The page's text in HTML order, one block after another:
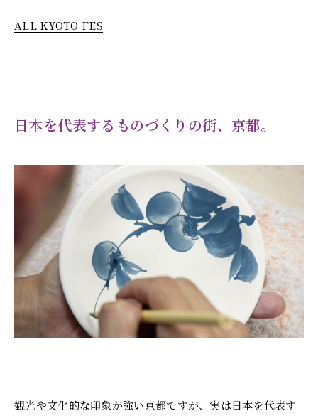
ALL KYOTO FES
日本を代表するものづくりの街、京都。
観光や文化的な印象が強い京都ですが、実は日本を代表す